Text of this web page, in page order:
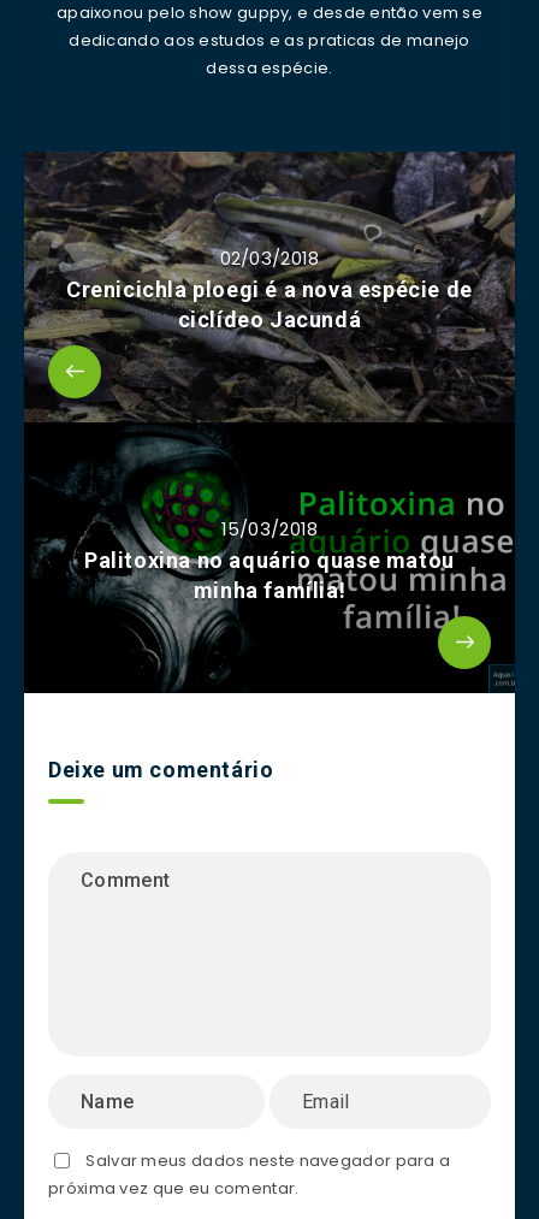
apaixonou pelo show guppy, e desde então vem se
dedicando aos estudos e as praticas de manejo
dessa espécie.
02/03/2018
Crenicichla ploegi é a nova espécie de
ciclídeo Jacundá
15/03/2018
Palitoxina no aquário quase matou
minha família!
Deixe um comentário
Salvar meus dados neste navegador para a
próxima vez que eu comentar.